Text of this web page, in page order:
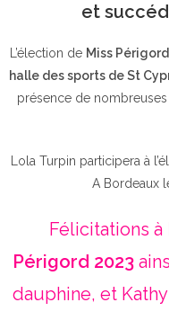
et
L’élection de Miss
halle des sports de St
présence de
Lola Turpin participera à
A Bordeaux
Félicitations à
Périgord 2023
dauphine, et